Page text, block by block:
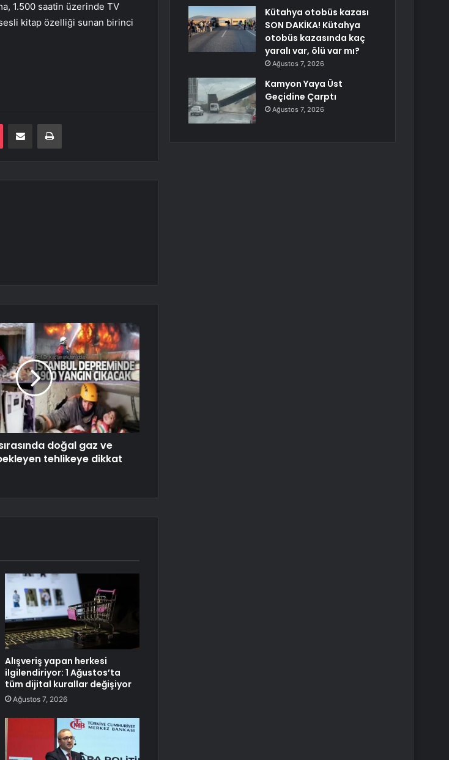
1.500 saatin üzerinde TV
kitap özelliği sunan birinci
Pocket E-Posta ile paylaş Yazdır
doğal gaz ve
tehlikeye dikkat
Alışveriş yapan herkesi
ilgilendiriyor: 1 Ağustos’ta
tüm dijital kurallar değişiyor
Ağustos 7, 2026
Kütahya otobüs kazası
SON DAKİKA! Kütahya
otobüs kazasında kaç
yaralı var, ölü var mı?
Ağustos 7, 2026
Kamyon Yaya Üst
Geçidine Çarptı
Ağustos 7, 2026